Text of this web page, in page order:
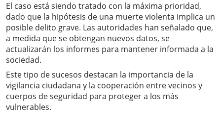
El caso está siendo tratado con la máxima prioridad,
dado que la hipótesis de una muerte violenta implica un
posible delito grave. Las autoridades han señalado que,
a medida que se obtengan nuevos datos, se
actualizarán los informes para mantener informada a la
sociedad.
Este tipo de sucesos destacan la importancia de la
vigilancia ciudadana y la cooperación entre vecinos y
cuerpos de seguridad para proteger a los más
vulnerables.